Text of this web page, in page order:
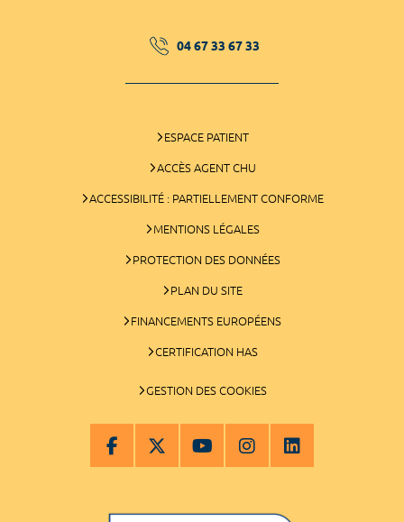
04 67 33 67 33
ESPACE PATIENT
ACCÈS AGENT CHU
ACCESSIBILITÉ : PARTIELLEMENT CONFORME
MENTIONS LÉGALES
PROTECTION DES DONNÉES
PLAN DU SITE
FINANCEMENTS EUROPÉENS
CERTIFICATION HAS
GESTION DES COOKIES